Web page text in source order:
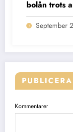
bolån trots
September
Kommentarer